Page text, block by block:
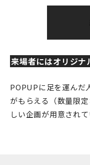
来場者にはオリジナ
POPUPに足を運んだ
がもらえる（数量限
しい企画が用意されて